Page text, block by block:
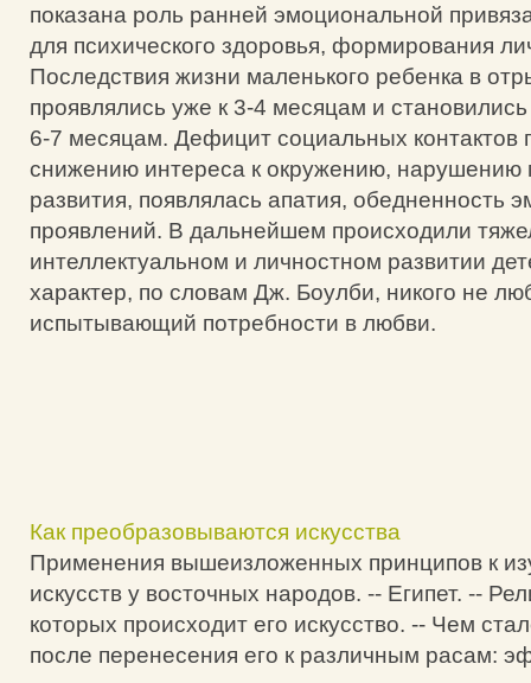
показана роль ранней эмоциональной
для психического здоровья, формирования
Последствия жизни маленького ребенка в
проявлялись уже к 3-4 месяцам и
6-7 месяцам. Дефицит социальных контактов
снижению интереса к окружению, нарушению
развития, появлялась апатия, обедненность
проявлений. В дальнейшем происходили
интеллектуальном и личностном развитии
характер, по словам Дж. Боулби, никого не
испытывающий потребности в любви.
Как преобразовываются искусства
Применения вышеизложенных принципов к
искусств у восточных народов. -- Египет. --
которых происходит его искусство. -- Чем
после перенесения его к различным расам: